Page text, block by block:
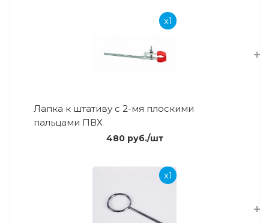
x1
Лапка к штативу c 2-мя плоскими
пальцами ПВХ
480руб./шт
x1